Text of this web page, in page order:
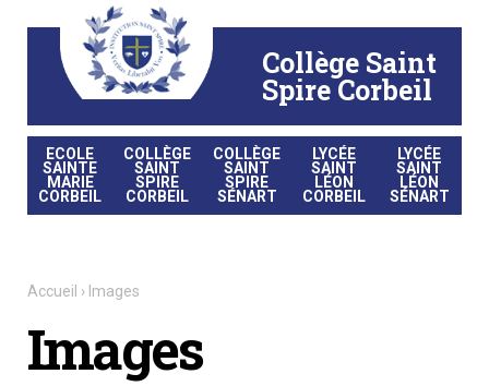
contenu.
Collège Saint
Spire Corbeil
ECOLE
SAINTE
MARIE
CORBEIL
COLLÈGE
SAINT
SPIRE
CORBEIL
COLLÈGE
SAINT
SPIRE
SÉNART
LYCÉE
SAINT
LÉON
CORBEIL
LYCÉE
SAINT
LÉON
SÉNART
Accueil › Images
Images